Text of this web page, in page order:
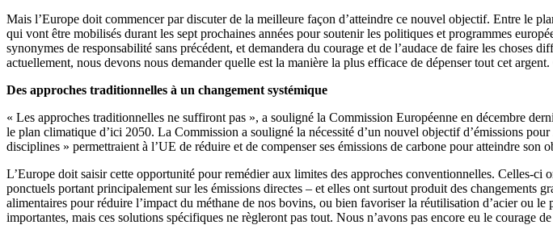
Mais l’Europe doit commencer par discuter de la meilleure façon d’atteindre ce nouvel objectif. Entre le
qui vont être mobilisés durant les sept prochaines années pour soutenir les politiques et programmes
synonymes de responsabilité sans précédent, et demandera du courage et de l’audace de faire les choses
actuellement, nous devons nous demander quelle est la manière la plus efficace de dépenser tout cet
Des approches traditionnelles à un changement systémique
« Les approches traditionnelles ne suffiront pas », a souligné la Commission Européenne en décembre
le plan climatique d’ici 2050. La Commission a souligné la nécessité d’un nouvel objectif d’émissions
disciplines » permettraient à l’UE de réduire et de compenser ses émissions de carbone pour atteindre son
L’Europe doit saisir cette opportunité pour remédier aux limites des approches conventionnelles. Celles-ci
ponctuels portant principalement sur les émissions directes – et elles ont surtout produit des changements
alimentaires pour réduire l’impact du méthane de nos bovins, ou bien favoriser la réutilisation d’acier ou
importantes, mais ces solutions spécifiques ne règleront pas tout. Nous n’avons pas encore eu le courage